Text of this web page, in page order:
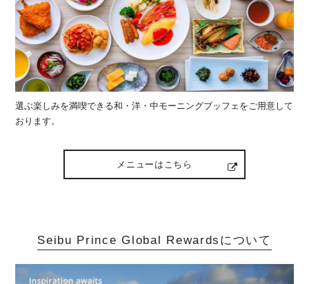
選ぶ楽しみを満喫できる和・洋・中モーニングブッフェをご用意して
おります。
メニューはこちら
Seibu Prince Global Rewardsについて